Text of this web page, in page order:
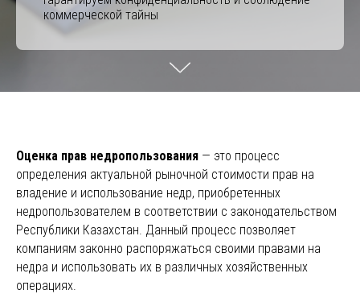
коммерческой тайны
Оценка прав недропользования — это процесс
определения актуальной рыночной стоимости прав на
владение и использование недр, приобретенных
недропользователем в соответствии с законодательством
Республики Казахстан. Данный процесс позволяет
компаниям законно распоряжаться своими правами на
недра и использовать их в различных хозяйственных
операциях.